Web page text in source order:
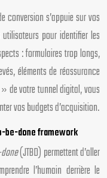
conversion s’appuie sur vos
pour identifier les
: formulaires trop longs,
éléments de réassurance
de votre tunnel digital, vous
vos budgets d’acquisition.
be-done framework
(JTBD) permettent d’aller
l’humain derrière le